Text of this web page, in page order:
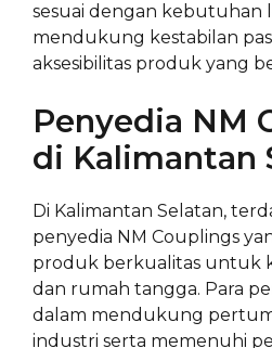
sesuai dengan kebutuhan
mendukung kestabilan
aksesibilitas produk yang
Penyedia NM
di Kalimantan
Di Kalimantan Selatan,
penyedia NM Couplings
produk berkualitas untuk
dan rumah tangga. Para
dalam mendukung
industri serta memenuhi